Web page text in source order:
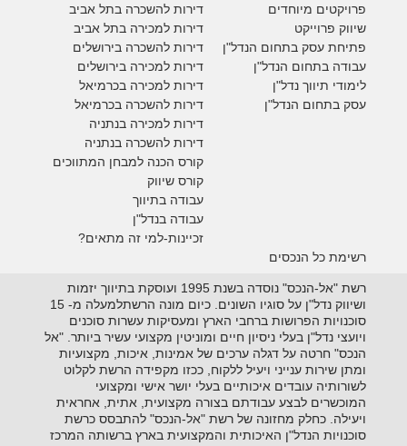
דירות להשכרה בתל אביב
דירות למכירה בתל אביב
דירות להשכרה בירושלים
דירות למכירה בירושלים
דירות למכירה בכרמיאל
דירות להשכרה בכרמיאל
דירות למכירה בנתניה
דירות להשכרה בנתניה
קורס הכנה למבחן המתווכים
קורס שיווק
עבודה בתיווך
עבודה בנדל"ן
זכיינות-למי זה מתאים?
פרויקטים מיוחדים
שיווק פרוייקט
פתיחת עסק בתחום הנדל"ן
עבודה בתחום הנדל"ן
לימודי תיווך נדל"ן
עסק בתחום הנדל"ן
רשימת כל הנכסים
רשת "אל-הנכס" נוסדה בשנת 1995 ועוסקת בתיווך יזמות
ושיווק נדל"ן על סוגיו השונים. כיום מונה הרשתלמעלה מ- 15
סוכנויות הפרושות ברחבי הארץ ומעסיקות עשרות סוכנים
ויועצי נדל"ן בעלי ניסיון חיים ומוניטין מקצועי עשיר ביותר. "אל
הנכס" חרטה על דגלה ערכים של אמינות, איכות, מקצועיות
ומתן שירות ענייני ויעיל ללקוח, ככזו מקפידה הרשת לקלוט
לשורותיה עובדים איכותיים בעלי יושר אישי ומקצועי
המוכשרים לבצע עבודתם בצורה מקצועית, אתית, אחראית
ויעילה. כחלק מחזונה של רשת "אל-הנכס" להתבסס כרשת
סוכנויות הנדל"ן האיכותית והמקצועית בארץ ברשותה המרכז